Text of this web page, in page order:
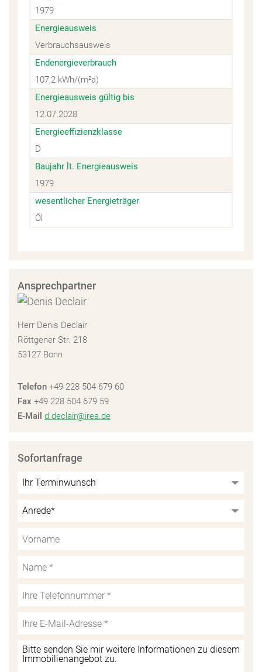
1979
Energieausweis
Verbrauchsausweis
Endenergieverbrauch
107,2 kWh/(m²a)
Energieausweis gültig bis
12.07.2028
Energieeffizienzklasse
D
Baujahr lt. Energieausweis
1979
wesentlicher Energieträger
Öl
Ansprechpartner
Herr Denis Declair
Röttgener Str. 218
53127 Bonn
Telefon +49 228 504 679 60
Fax +49 228 504 679 59
E-Mail d.declair@irea.de
Sofortanfrage